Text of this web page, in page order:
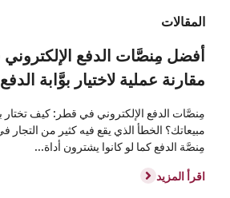
المقالات
أفضل مِنصَّات الدفع
مقارنة عملية لاختيار بوَّابة
مِنصَّات الدفع الإلكتروني في قطر: كيف تختار
مبيعاتك؟ الخطأ الذي يقع فيه كثير من التجار
مِنصَّة الدفع كما لو كانوا يشترون أداة...
اقرأ المزيد